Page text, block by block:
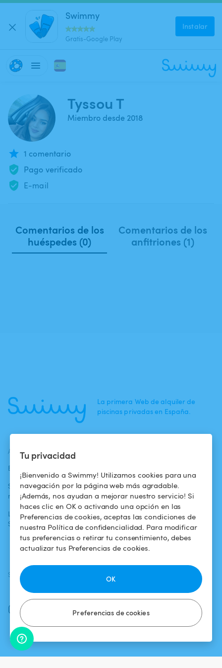
Tu privacidad
¡Bienvenido a Swimmy! Utilizamos cookies para una
navegación por la página web más agradable.
¡Además, nos ayudan a mejorar nuestro servicio! Si
haces clic en OK o activando una opción en las
Preferencias de cookies, aceptas las condiciones de
nuestra Política de confidencialidad. Para modificar
tus preferencias o retirar tu consentimiento, debes
actualizar tus Preferencias de cookies.
Preferencias de cookies
OK
Swimmy
Gratis-Google Play
Instalar
Tyssou T
Miembro desde 2018
1 comentario
Pago verificado
E-mail
Comentarios de los
huéspedes (0)
Comentarios de los
anfitriones (1)
La primera Web de alquiler de
piscinas privadas en España.
ACTUALIDADES
Blog
Swimmy en los
medios
La aventura
Swimmy
Para los
propietarios
Alquilar mi
piscina
¿Cómo funciona?
Condiciones de
uso
Política de
confidencialidad
Aviso legal
SÍGUENOS
Facebook
Instagram